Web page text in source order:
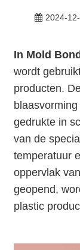
2024-
In Mold
wordt
producten.
gedrukte in
van de
temperatuur
oppervlak
geopend,
plastic